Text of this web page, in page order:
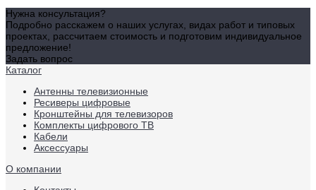
Нужна консультация?
Подробно расскажем о наших услугах, видах работ и типовых
проектах, рассчитаем стоимость и подготовим индивидуальное
предложение!
Задать вопрос
Каталог
Антенны телевизионные
Ресиверы цифровые
Кронштейны для телевизоров
Комплекты цифрового ТВ
Кабели
Аксессуары
О компании